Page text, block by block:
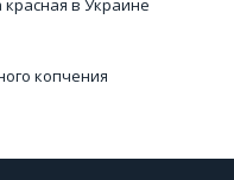
красная в Украине
копчения